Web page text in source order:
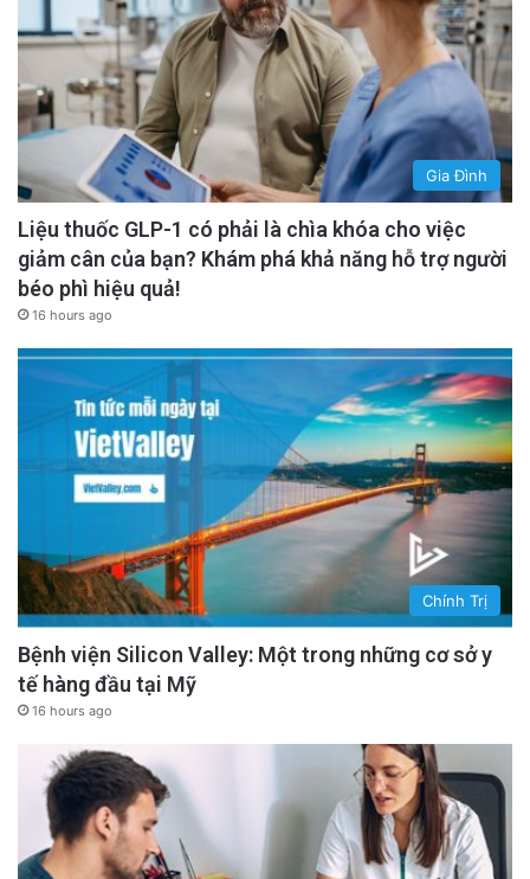
Gia Đình
Liệu thuốc GLP-1 có phải là chìa khóa cho việc
giảm cân của bạn? Khám phá khả năng hỗ trợ người
béo phì hiệu quả!
16 hours ago
Chính Trị
Bệnh viện Silicon Valley: Một trong những cơ sở y
tế hàng đầu tại Mỹ
16 hours ago